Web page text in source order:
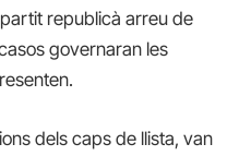
republicà arreu de
governaran les
dels caps de llista, van